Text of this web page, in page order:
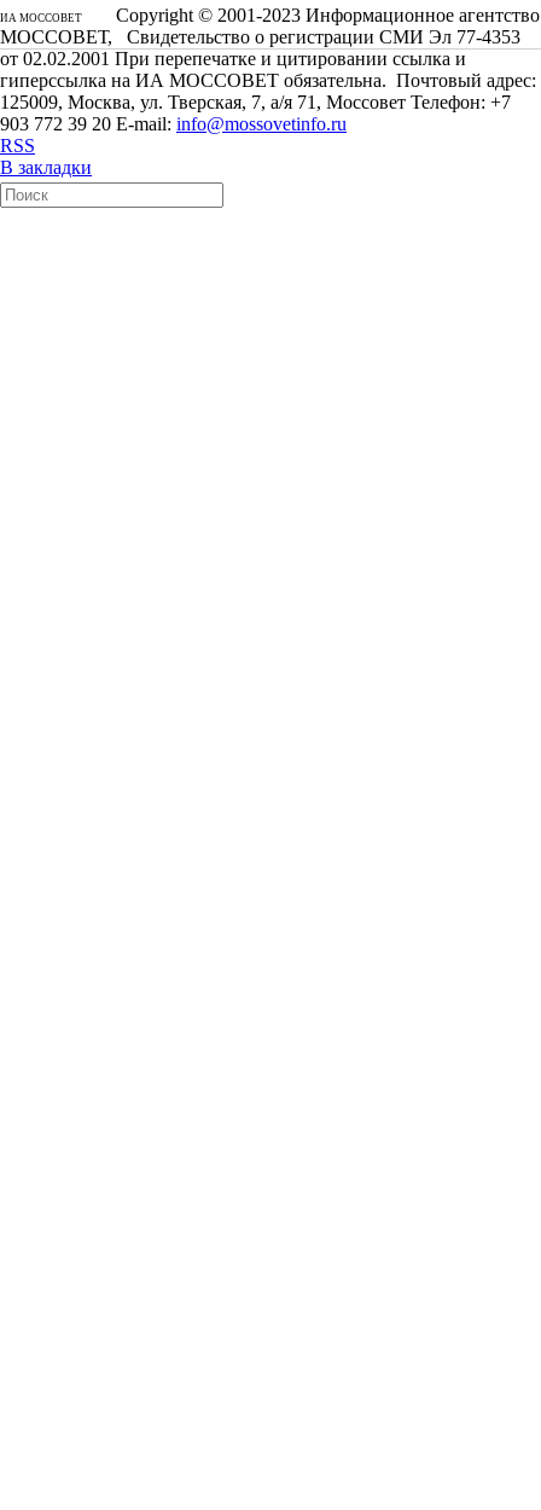
ИА МОССОВЕТ
Copyright © 2001-2023 Информационное агентство
МОССОВЕТ, Свидетельство о регистрации СМИ Эл 77-4353
от 02.02.2001 При перепечатке и цитировании ссылка и
гиперссылка на ИА МОССОВЕТ обязательна. Почтовый адрес:
125009, Москва, ул. Тверская, 7, а/я 71, Моссовет Телефон: +7
903 772 39 20 E-mail: info@mossovetinfo.ru
RSS
В закладки